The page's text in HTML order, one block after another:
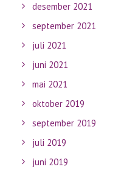
desember 2021
september 2021
juli 2021
juni 2021
mai 2021
oktober 2019
september 2019
juli 2019
juni 2019